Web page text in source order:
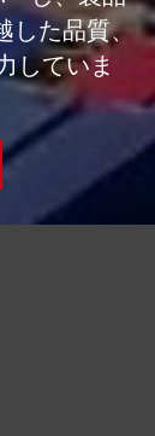
した品質、
していま